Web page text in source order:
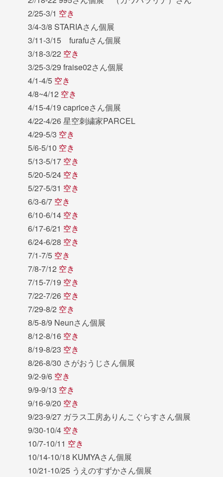
2/25-3/1 空き
3/4-3/8 STARIAさん個展
3/11-3/15 furafuさん個展
3/18-3/22 空き
3/25-3/29 fraise02さん個展
4/1-4/5 空き
4/8~4/12 空き
4/15-4/19 capriceさん個展
4/22-4/26 星空刺繍家PARCEL
4/29-5/3 空き
5/6-5/10 空き
5/13-5/17 空き
5/20-5/24 空き
5/27-5/31 空き
6/3-6/7 空き
6/10-6/14 空き
6/17-6/21 空き
6/24-6/28 空き
7/1-7/5 空き
7/8-7/12 空き
7/15-7/19 空き
7/22-7/26 空き
7/29-8/2 空き
8/5-8/9 Neunさん個展
8/12-8/16 空き
8/19-8/23 空き
8/26-8/30 さがおうじさん個展
9/2-9/6 空き
9/9-9/13 空き
9/16-9/20 空き
9/23-9/27 ガラス工房ありんこぐらすさん個展
9/30-10/4 空き
10/7-10/11 空き
10/14-10/18 KUMYAさん個展
10/21-10/25 うえのすずかさん個展